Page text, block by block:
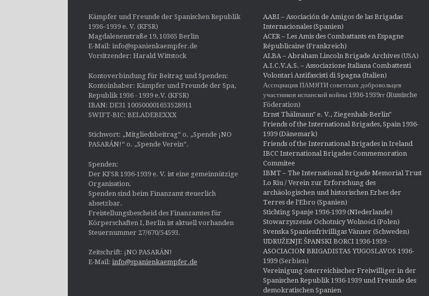
Kämpfer und Freunde der Spanischen Republik
1936–1939 e. V. (KFSR)
Magdalenenstraße 19, 10365 Berlin
E-Mail: info@spanienkaempfer.de
Vorsitzender: Harald Wittstock
Kontoverbindung für Beitrag und Spenden:
Kontoinhaber: Kämpfer und Freunde der Spa,
Republik 1936 - 1939 e.V. (KFSR)
IBAN: DE31 100500001653528911
SWIFT-BIC: BELADEBEXXX
Stichwort: „Mitgliedsbeitrag“ o. „Spende ¡NO
PASARÁN!“ o. „Spende Verein“.
Spenden:
Der KFSR 1936-1939 e. V. ist eine gemeinnützige
Organisation.
Spenden sind beim Finanzamt steuerlich
absetzbar.
Freistellungsbescheid des Finanzamtes für
Körperschaften I, Berlin ist aktuell vorhanden
Steuernummer 27/670/54593.
Zeitschrift: ¡NO PASARÁN!
E-Mail: info@spanienkaempfer.de
AABI – Asociación de Amigos de las Brigadas
Internacionales (Spanien)
ACER – Les Amis des Combattants en Espagne
Républicaine (Frankreich)
ALBA – Abraham Lincoln Brigade Archives(USA)
A.I.C.V.A.S. – Associazione Italiana Combattenti
Volontari Antifascisti di Spagna (Italien)
Ассоциация ПАМЯТИ советских добровольцев
участников испанской войны 1936-1939гг (Russische
Föderation)
Ernst Thälmann" e. V., Ziegenhals-Berlin"
Friends of the International Brigades, Spain 1936-
1939 (Dänemark)
Friends of the International Brigades in Ireland
IBCC International Brigades Commemoration
Commitee
IBMT – The International Brigade Memorial Trust
Lo Riu / Verein zur Erforschung des
archäologischen und historischen Erbes der
Terres de l'Ebro (Spanien)
Stichting Spanje 1936-1939 (NIederlande)
Stowarzyszenie Ochotnicy Wolności (Polen)
Svenska Spanienfrivilligas Vänner (Schweden)
UDRUŽENJE ŠPANSKI BORCI 1936-1939 -
ASOCIACION BRIGADISTAS YUGOSLAVOS 1936-
1939(Serbien)
Vereinigung österreichischer Freiwilliger in der
Spanischen Republik 1936-1939 und Freunde des
demokratischen Spanien